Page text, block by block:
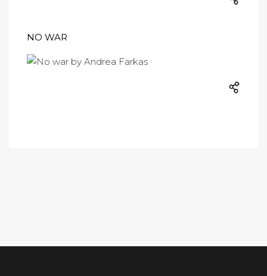
NO WAR